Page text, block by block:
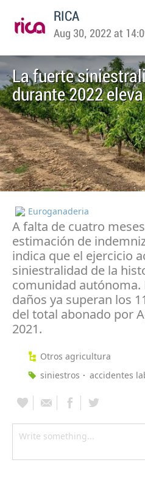
RICA
Aug 30, 2022 at
La fuerte
durante 2022
Euroganaderia
A falta de cuatro
estimación de
indica que el ejercicio
siniestralidad de la
comunidad autónoma.
daños ya superan los
del total abonado por
2021.
Otros agricultura
siniestros
accidentes